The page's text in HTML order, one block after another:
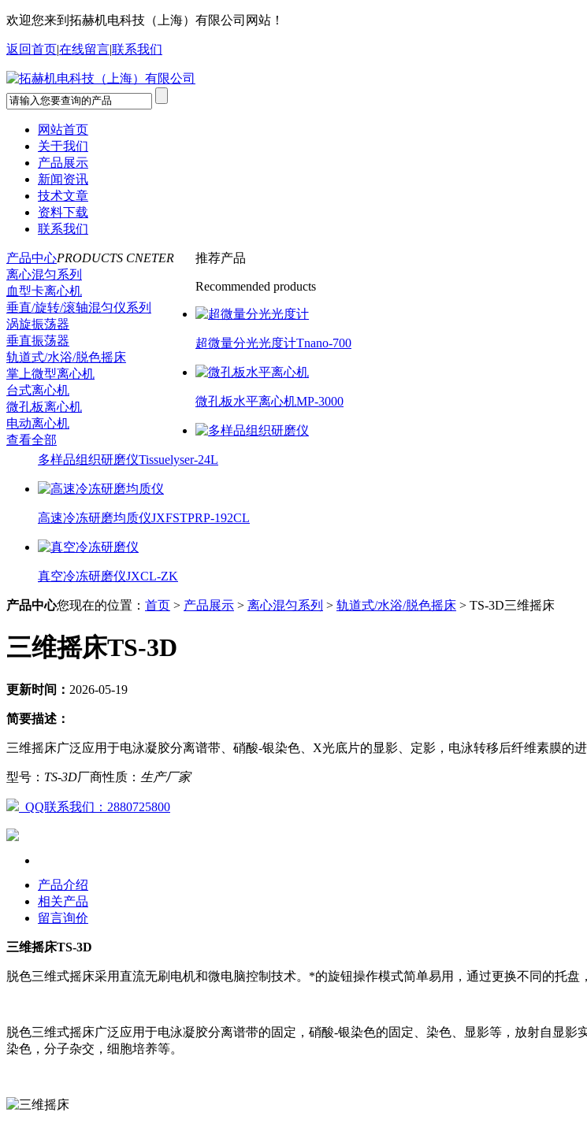
欢迎您来到拓赫机电科技（上海）有限公司网站！
返回首页|在线留言|联系我们
网站首页
关于我们
产品展示
新闻资讯
技术文章
资料下载
联系我们
产品中心PRODUCTS CNETER
离心混匀系列
血型卡离心机
垂直/旋转/滚轴混匀仪系列
涡旋振荡器
垂直振荡器
轨道式/水浴/脱色摇床
掌上微型离心机
台式离心机
微孔板离心机
电动离心机
查看全部
推荐产品
Recommended products
超微量分光光度计Tnano-700
微孔板水平离心机MP-3000
多样品组织研磨仪Tissuelyser-24L
高速冷冻研磨均质仪JXFSTPRP-192CL
真空冷冻研磨仪JXCL-ZK
产品中心您现在的位置： 首页 > 产品展示 > 离心混匀系列 > 轨道式/水浴/脱色摇床 > TS-3D三维摇床
三维摇床TS-3D
更新时间： 2026-05-19
简要描述：
三维摇床广泛应用于电泳凝胶分离谱带、硝酸-银染色、X光底片的显影、定影，电泳转移后纤维素膜的
型号： TS-3D厂商性质： 生产厂家
QQ联系我们：2880725800
产品介绍
相关产品
留言询价
三维摇床TS-3D
脱色三维式摇床采用直流无刷电机和微电脑控制技术。*的旋钮操作模式简单易用，通过更换不同的托盘
脱色三维式摇床广泛应用于电泳凝胶分离谱带的固定，硝酸-银染色的固定、染色、显影等，放射自显
染色，分子杂交，细胞培养等。